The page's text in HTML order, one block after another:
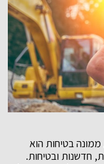
בטיחות הוא
חדשנות ובטיחות.